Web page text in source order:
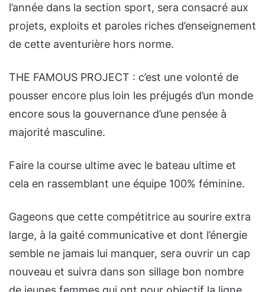
l’année dans la section sport, sera consacré aux
projets, exploits et paroles riches d’enseignement
de cette aventurière hors norme.
THE FAMOUS PROJECT : c’est une volonté de
pousser encore plus loin les préjugés d’un monde
encore sous la gouvernance d’une pensée à
majorité masculine.
Faire la course ultime avec le bateau ultime et
cela en rassemblant une équipe 100% féminine.
Gageons que cette compétitrice au sourire extra
large, à la gaité communicative et dont l’énergie
semble ne jamais lui manquer, sera ouvrir un cap
nouveau et suivra dans son sillage bon nombre